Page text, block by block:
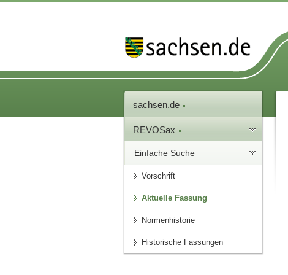
sachsen.de
REVOSax
Einfache Suche
Vorschrift
Aktuelle Fassung
Normenhistorie
Historische Fassungen